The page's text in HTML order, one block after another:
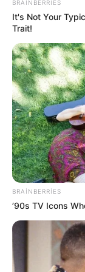
BRAINBERRIES
It's Not Your
Trait!
BRAINBERRIES
’90s TV Icons